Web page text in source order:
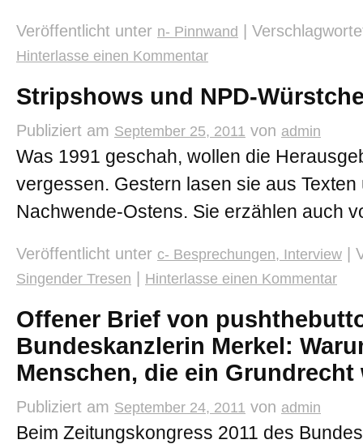
Veröffentlicht unter n- Pinnwand
Hinterlasse einen Kommentar
Stripshows und NPD-
Publiziert am September 25, 2011 von admin
Was 1991 geschah, wollen die
vergessen. Gestern lasen sie aus
Nachwende-Ostens. Sie erzählen auch
Veröffentlicht unter c- Besprechungen, Interview
Singender Tresen Hinterlasse einen Kommentar
Offener Brief von
Bundeskanzlerin Merkel:
Menschen, die ein
Publiziert am September 24, 2011 von admin
Beim Zeitungskongress 2011 des